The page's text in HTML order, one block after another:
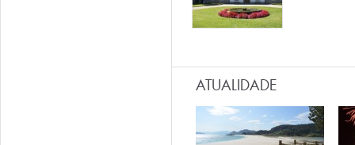
ATUALIDADE